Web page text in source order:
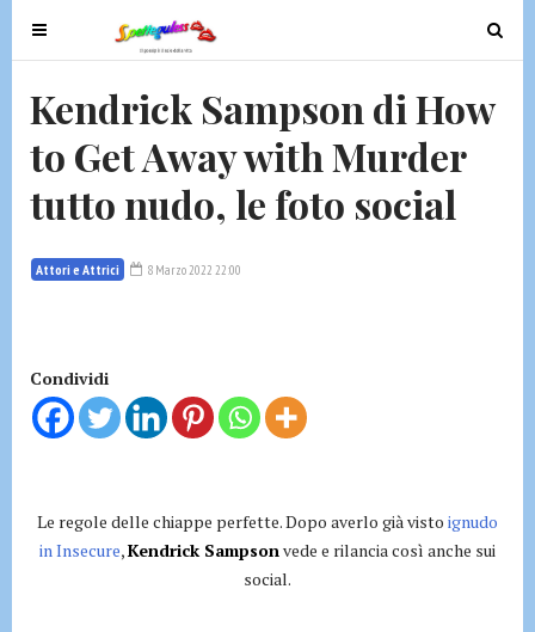
T
o
g
l
e
n
v
i
t
o
T
o
g
Kendrick Sampson di How
to Get Away with Murder
tutto nudo, le foto social
Attori e Attrici 8 Marzo 2022 22:00
Condividi
Le regole delle chiappe perfette. Dopo averlo già visto ignudo
in Insecure,Kendrick Sampsonvede e rilancia così anche sui
social.